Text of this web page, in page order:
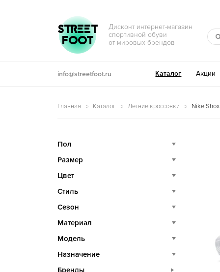
Перейти к навигации
Перейти к содержимому
STREET
FOOT
Дисконт интернет-магазин
спортивной обуви
от мировых брендов
info@streetfoot.ru Каталог Акции
Главная Каталог Летние кроссовки Nike
Пол
Размер
Цвет
Стиль
Сезон
Материал
Модель
Назначение
Бренды